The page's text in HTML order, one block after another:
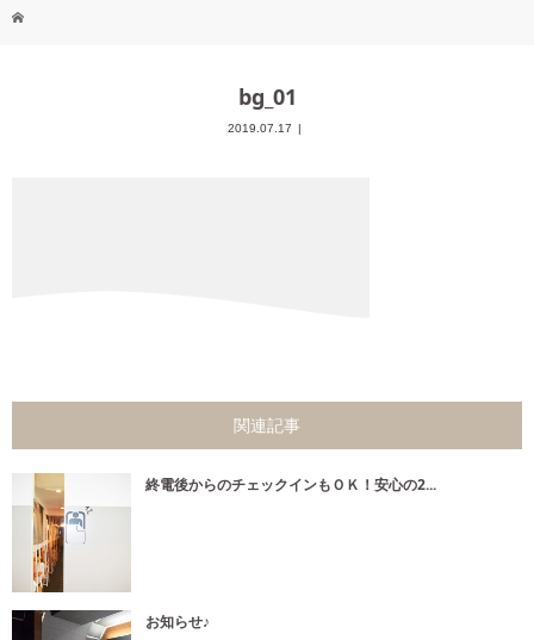
bg_01
2019.07.17
関連記事
終電後からのチェックインもＯＫ！安心の2...
お知らせ♪